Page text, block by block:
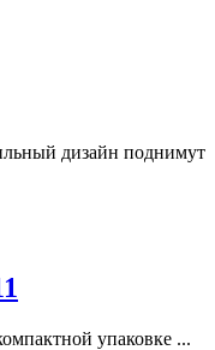
дизайн поднимут
упаковке ...